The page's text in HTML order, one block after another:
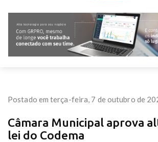
Postado em terça-feira, 7 de outubro de
Câmara Municipal aprova
lei do Codema